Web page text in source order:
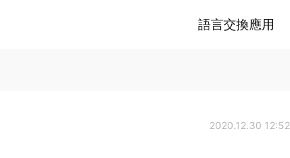
語言交換應用
2020.12.30 12:52